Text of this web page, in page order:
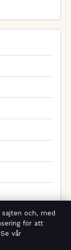
sajten och, med
för att
vår